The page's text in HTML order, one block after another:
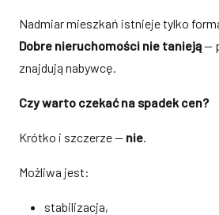
Nadmiar mieszkań istnieje tylko
Dobre nieruchomości nie tanieją—
znajdują nabywcę.
Czy warto czekać na spadek cen?
Krótko i szczerze — nie
Możliwa jest:
stabilizacja,